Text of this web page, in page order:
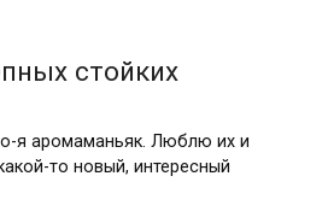
стойких
я аромаманьяк. Люблю их и
то новый, интересный